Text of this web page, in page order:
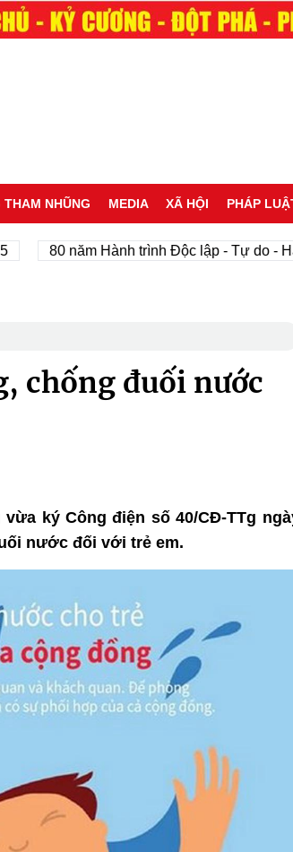
THAM NHŨNG MEDIA XÃ HỘI PHÁP
80 năm Hành trình Độc lập - Tự do - Hạnh
chống đuối nước
ký Công điện số 40/CĐ-TTg
nước đối với trẻ em.